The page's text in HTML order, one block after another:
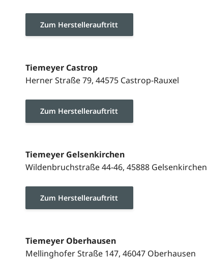
Zum Herstellerauftritt
Tiemeyer Castrop
Herner Straße 79, 44575 Castrop-Rauxel
Zum Herstellerauftritt
Tiemeyer Gelsenkirchen
Wildenbruchstraße 44-46, 45888 Gelsenkirchen
Zum Herstellerauftritt
Tiemeyer Oberhausen
Mellinghofer Straße 147, 46047 Oberhausen